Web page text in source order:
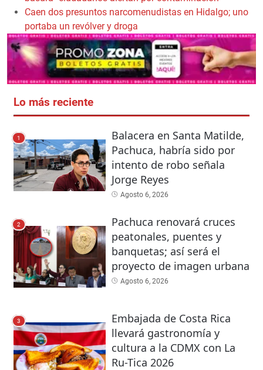
Caen dos presuntos narcomenudistas en Hidalgo; uno
portaba un revólver y droga
Lo más reciente
1
Balacera en Santa Matilde,
Pachuca, habría sido por
intento de robo señala
Jorge Reyes
Agosto 6, 2026
2
Pachuca renovará cruces
peatonales, puentes y
banquetas; así será el
proyecto de imagen urbana
Agosto 6, 2026
3
Embajada de Costa Rica
llevará gastronomía y
cultura a la CDMX con La
Ru-Tica 2026